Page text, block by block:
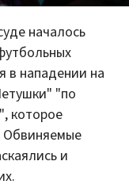
началось
нападении на
"по
которое
Обвиняемые
и